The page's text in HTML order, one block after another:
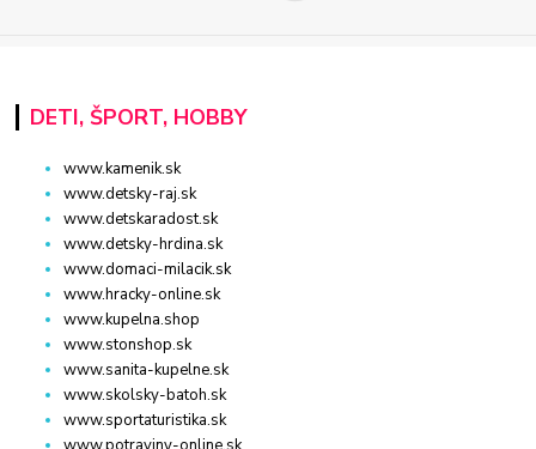
DETI, ŠPORT, HOBBY
www.kamenik.sk
www.detsky-raj.sk
www.detskaradost.sk
www.detsky-hrdina.sk
www.domaci-milacik.sk
www.hracky-online.sk
www.kupelna.shop
www.stonshop.sk
www.sanita-kupelne.sk
www.skolsky-batoh.sk
www.sportaturistika.sk